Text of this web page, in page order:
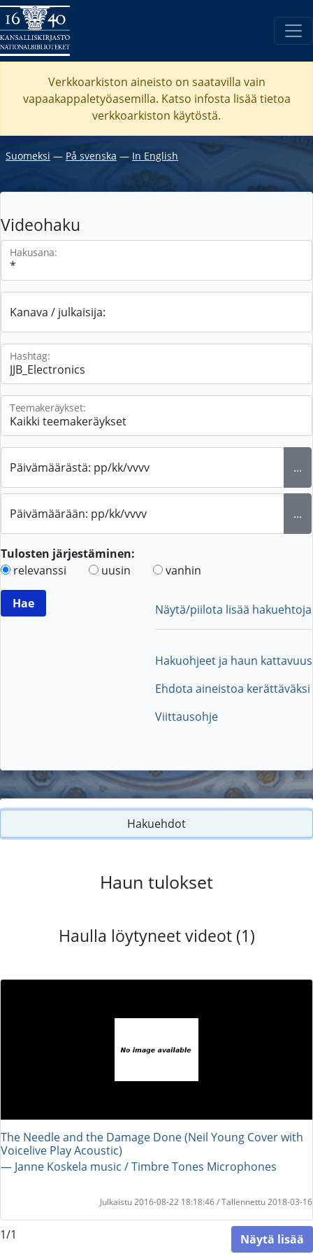
Verkkoarkiston aineisto on saatavilla vain
vapaakappaletyöasemilla. Katso infosta lisää tietoa
verkkoarkiston käytöstä.
Suomeksi ― På svenska ― In English
Videohaku
Hakusana:
Kanava / julkaisija:
Hashtag:
Teemakeräykset:
Päivämäärästä: pp/kk/vvvv ...
Päivämäärään: pp/kk/vvvv ...
Tulosten järjestäminen:
relevanssi
uusin vanhin
Näytä/piilota lisää hakuehtoja
Hakuohjeet ja haun kattavuus
Ehdota aineistoa kerättäväksi
Viittausohje
Hakuehdot
Haun tulokset
Haulla löytyneet videot (1)
The Needle and the Damage Done (Neil Young Cover with
Voicelive Play Acoustic)
― Janne Koskela music / Timbre Tones Microphones
Julkaistu 2016-08-22 18:18:46 / Tallennettu 2018-03-16
1/1 Näytä lisää